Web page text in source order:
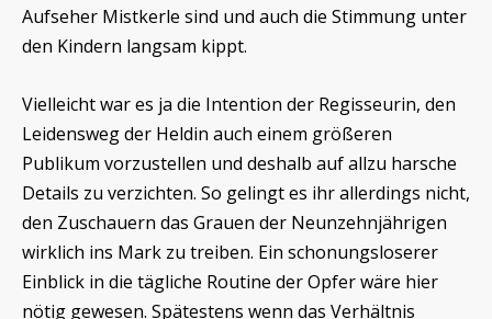
Aufseher Mistkerle sind und auch die Stimmung unter
den Kindern langsam kippt.
Vielleicht war es ja die Intention der Regisseurin, den
Leidensweg der Heldin auch einem größeren
Publikum vorzustellen und deshalb auf allzu harsche
Details zu verzichten. So gelingt es ihr allerdings nicht,
den Zuschauern das Grauen der Neunzehnjährigen
wirklich ins Mark zu treiben. Ein schonungsloserer
Einblick in die tägliche Routine der Opfer wäre hier
nötig gewesen. Spätestens wenn das Verhältnis